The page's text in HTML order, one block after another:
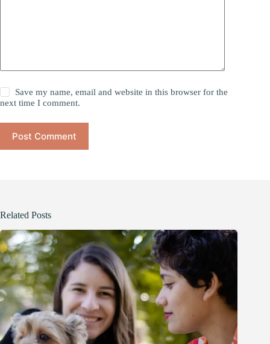
Save my name, email and website in this browser for the
next time I comment.
Post Comment
Related Posts